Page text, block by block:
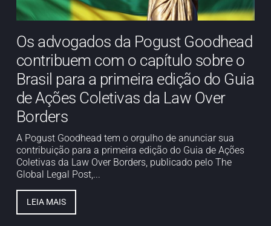
Os advogados da Pogust Goodhead
contribuem com o capítulo sobre o
Brasil para a primeira edição do Guia
de Ações Coletivas da Law Over
Borders
A Pogust Goodhead tem o orgulho de anunciar sua
contribuição para a primeira edição do Guia de Ações
Coletivas da Law Over Borders, publicado pelo The
Global Legal Post,...
LEIA MAIS